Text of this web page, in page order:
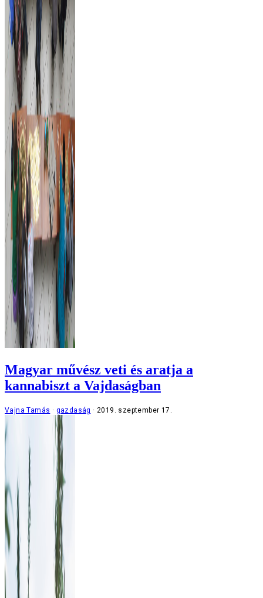
Magyar művész veti és aratja a
kannabiszt a Vajdaságban
Vajna Tamás gazdaság 2019. szeptember 17.